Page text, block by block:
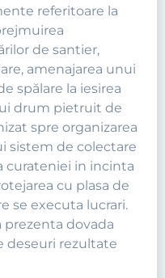
referitoare la
de santier,
amenajarea unui
spălare la iesirea
drum pietruit de
spre organizarea
sistem de colectare
curateniei in incinta
cu plasa de
se executa lucrari.
prezenta dovada
deseuri rezultate